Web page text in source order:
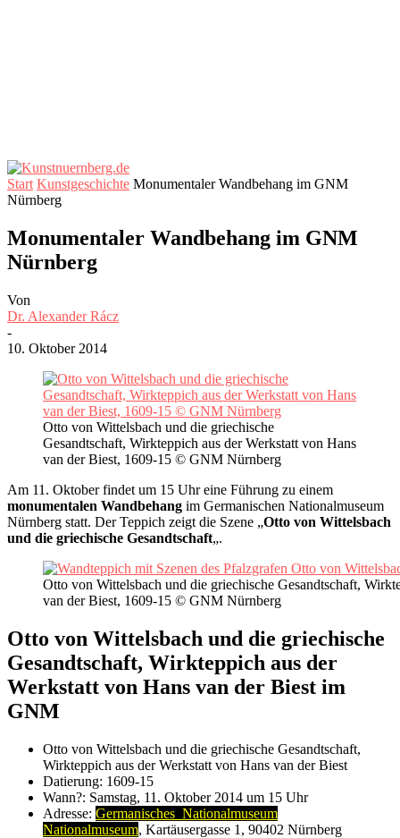
Start Kunstgeschichte Monumentaler Wandbehang im GNM
Nürnberg
Monumentaler Wandbehang im GNM
Nürnberg
Von
Dr. Alexander Rácz
-
10. Oktober 2014
Otto von Wittelsbach und die griechische
Gesandtschaft, Wirkteppich aus der Werkstatt von Hans
van der Biest, 1609-15 © GNM Nürnberg
Am 11. Oktober findet um 15 Uhr eine Führung zu einem
monumentalen Wandbehang im Germanischen Nationalmuseum
Nürnberg statt. Der Teppich zeigt die Szene „Otto von Wittelsbach
und die griechische Gesandtschaft„.
Otto von Wittelsbach und die griechische Gesandtschaft,
van der Biest, 1609-15 © GNM Nürnberg
Otto von Wittelsbach und die griechische
Gesandtschaft, Wirkteppich aus der
Werkstatt von Hans van der Biest im
GNM
Otto von Wittelsbach und die griechische Gesandtschaft,
Wirkteppich aus der Werkstatt von Hans van der Biest
Datierung: 1609-15
Wann?: Samstag, 11. Oktober 2014 um 15 Uhr
Adresse: Germanisches Nationalmuseum
Nationalmuseum, Kartäusergasse 1, 90402 Nürnberg